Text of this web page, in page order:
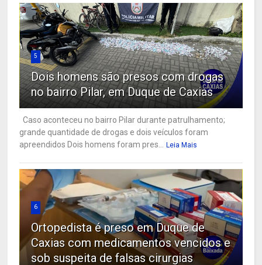
5
Dois homens são presos com drogas
no bairro Pilar, em Duque de Caxias
Caso aconteceu no bairro Pilar durante patrulhamento;
grande quantidade de drogas e dois veículos foram
apreendidos Dois homens foram pres...
Leia Mais
6
Ortopedista é preso em Duque de
Caxias com medicamentos vencidos e
sob suspeita de falsas cirurgias